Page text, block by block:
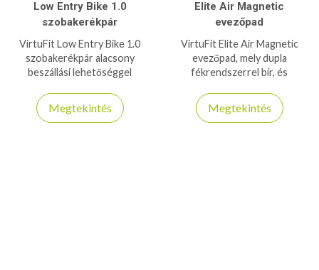
Low Entry Bike 1.0
szobakerékpár
VirtuFit Low Entry Bike 1.0
szobakerékpár alacsony
beszállási lehetőséggel
Megtekintés
Elite Air Magnetic
evezőpad
VirtuFit Elite Air Magnetic
evezőpad, mely dupla
fékrendszerrel bír, és
Megtekintés